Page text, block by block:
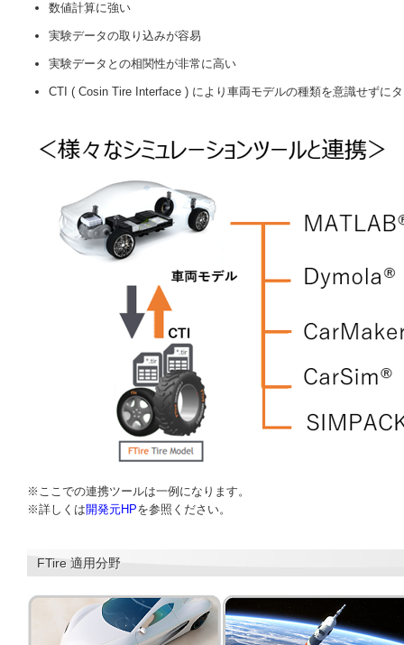
数値計算に強い
実験データの取り込みが容易
実験データとの相関性が非常に高い
CTI ( Cosin Tire Interface ) により車両モデルの種類を意識せずに
※ここでの連携ツールは一例になります。
※詳しくは開発元HPを参照ください。
FTire 適用分野